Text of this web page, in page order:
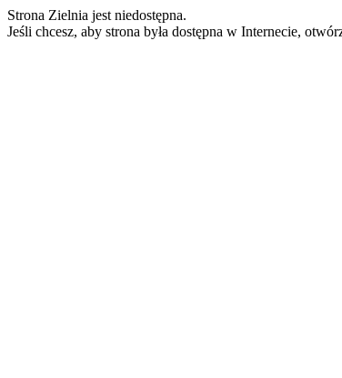
Strona Zielnia jest niedostępna.
Jeśli chcesz, aby strona była dostępna w Internecie,